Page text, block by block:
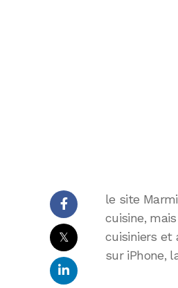
𝕏
le site
cuisine,
cuisiniers et
sur iPhone,